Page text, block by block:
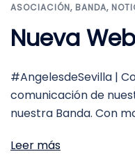
ASOCIACIÓN, BANDA,
Nueva Web
#AngelesdeSevilla |
comunicación de
nuestra Banda. Con
Leer más